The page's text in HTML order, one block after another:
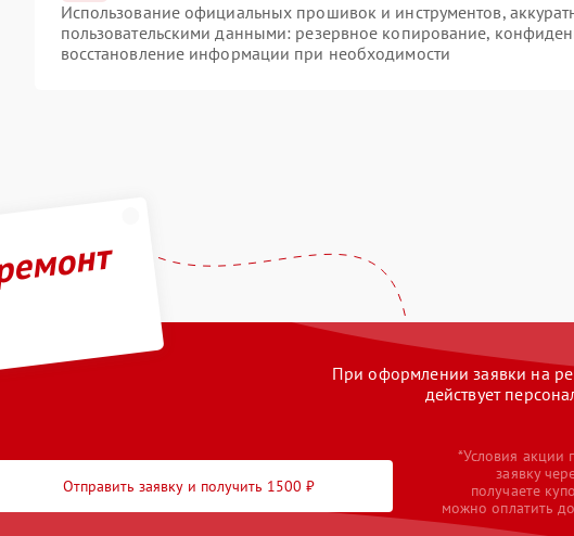
Использование официальных прошивок и инструментов,
пользовательскими данными: резервное копирование,
восстановление информации при необходимости
При оформлении заявки на
действует
Отправить заявку и получить 1500 ₽
*Условия акции
заявку
получаете
можно оплатить